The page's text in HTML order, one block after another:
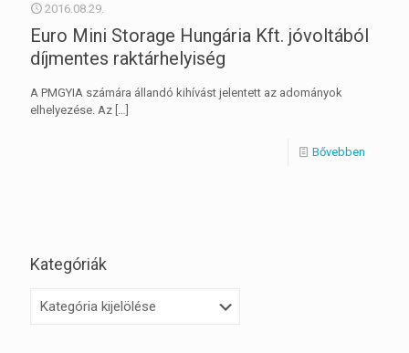
2016.08.29.
Euro Mini Storage Hungária Kft. jóvoltából
díjmentes raktárhelyiség
A PMGYIA számára állandó kihívást jelentett az adományok
elhelyezése. Az
Bővebben
Kategóriák